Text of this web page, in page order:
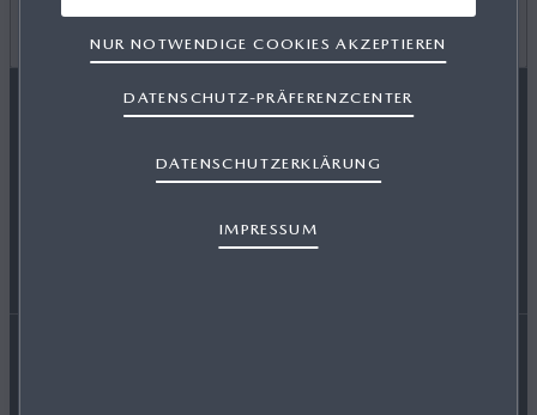
GEWERBEKUNDEN
VERFÜGBARE NEUWAGEN
KARRIERE / CAREERS
FREIE WERKSTÄTTEN
Wissenswertes
DATENSCHUTZERKLÄRUNG
IMPRESSUM
DATENSCHUTZ-PRÄFERENZCENTER
NUR NOTWENDIGE COOKIES AKZEPTIEREN